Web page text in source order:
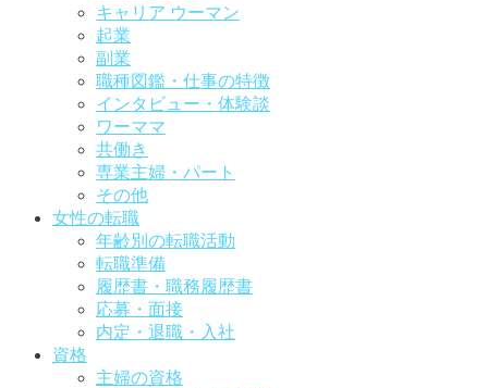
キャリア ウーマン
起業
副業
職種図鑑・仕事の特徴
インタビュー・体験談
ワーママ
共働き
専業主婦・パート
その他
女性の転職
年齢別の転職活動
転職準備
履歴書・職務履歴書
応募・面接
内定・退職・入社
資格
主婦の資格